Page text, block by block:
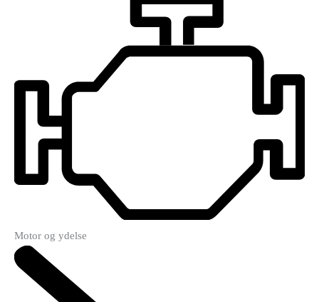
Motor og ydelse